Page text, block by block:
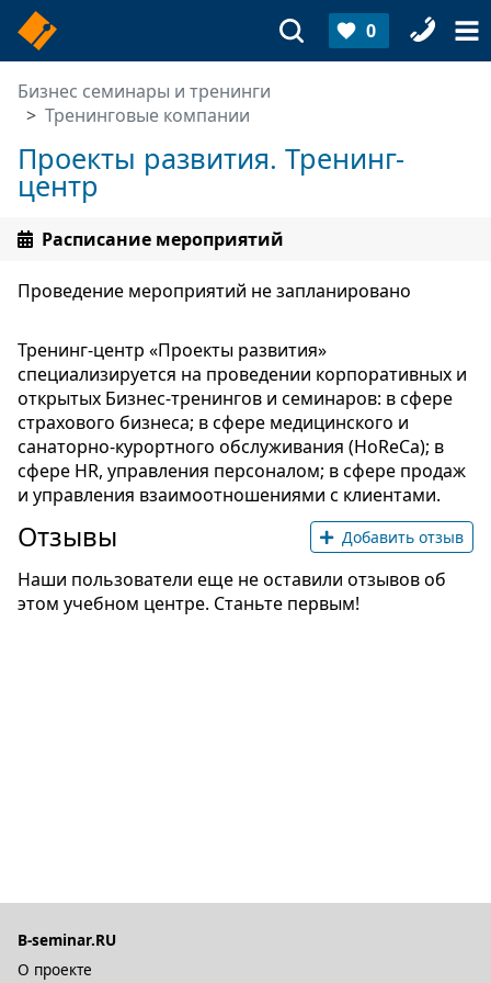
0
Бизнес семинары и тренинги
Тренинговые компании
Проекты развития. Тренинг-
центр
Расписание мероприятий
Проведение мероприятий не запланировано
Тренинг-центр «Проекты развития»
специализируется на проведении корпоративных и
открытых Бизнес-тренингов и семинаров: в сфере
страхового бизнеса; в сфере медицинского и
санаторно-курортного обслуживания (HoReCa); в
сфере HR, управления персоналом; в сфере продаж
и управления взаимоотношениями с клиентами.
Отзывы Добавить отзыв
Наши пользователи еще не оставили отзывов об
этом учебном центре. Станьте первым!
B-seminar.RU
О проекте